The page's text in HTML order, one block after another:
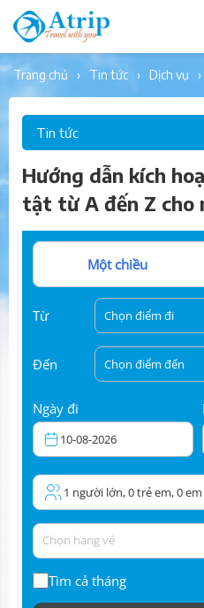
trang chủ tin tức dịch vụ
Tin tức
Hướng dẫn kích
tật từ A đến Z cho
Một chiều
Từ Chọn điểm đi
Đến Chọn điểm đến
Ngày đi
10-08-2026
1 người lớn, 0 trẻ em, 0
Chọn hạng vé
Tìm cả tháng